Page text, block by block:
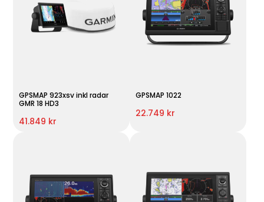
GPSMAP 923xsv inkl radar
GMR 18 HD3
41.849 kr
GPSMAP 1022
22.749 kr